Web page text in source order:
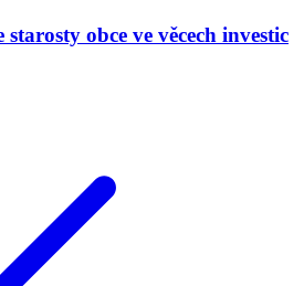
obce ve věcech investic